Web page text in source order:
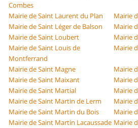
Combes
Mairie de Saint Laurent du Plan
Mairie
Mairie de Saint Léger de Balson
Mairie
Mairie de Saint Loubert
Mairie
Mairie de Saint Louis de
Montferrand
Mairie
Mairie de Saint Magne
Mairie
Mairie de Saint Maixant
Mairie
Mairie de Saint Martial
Mairie
Mairie de Saint Martin de Lerm
Mairie
Mairie de Saint Martin du Bois
Mairie
Mairie de Saint Martin Lacaussade Mairie